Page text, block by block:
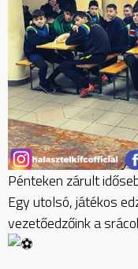
Pénteken zárult
Egy utolsó, játékos
vezetőedzőink a